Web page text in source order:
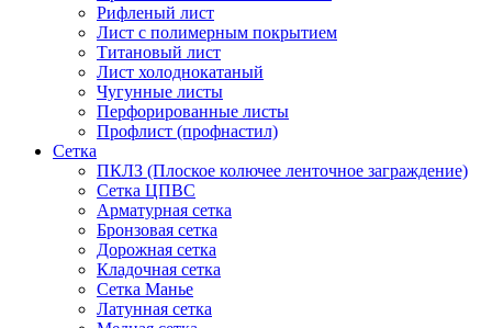
Рифленый лист
Лист с полимерным покрытием
Титановый лист
Лист холоднокатаный
Чугунные листы
Перфорированные листы
Профлист (профнастил)
Сетка
ПКЛЗ (Плоское колючее ленточное заграждение)
Сетка ЦПВС
Арматурная сетка
Бронзовая сетка
Дорожная сетка
Кладочная сетка
Сетка Манье
Латунная сетка